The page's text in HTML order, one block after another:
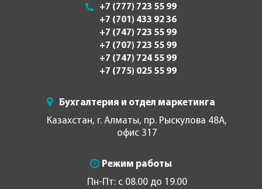
+7 (777) 723 55 99
+7 (701) 433 92 36
+7 (747) 723 55 99
+7 (707) 723 55 99
+7 (747) 724 55 99
+7 (775) 025 55 99
Бухгалтерия и отдел маркетинга
Казахстан, г. Алматы, пр. Рыскулова 48А,
офис 317
Режим работы
Пн-Пт: с 08.00 до 19.00